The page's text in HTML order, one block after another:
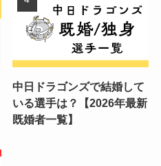
中日ドラゴンズで結婚して
いる選手は？【2026年最新
既婚者一覧】